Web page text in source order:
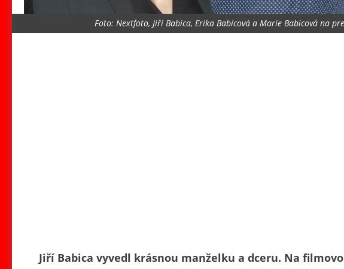
Foto: Nextfoto, Jiří Babica, Erika Babicová a Marie Babicová na
Jiří Babica vyvedl krásnou manželku a dceru. Na